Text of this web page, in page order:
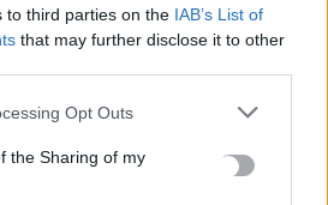
to third parties on the IAB’s List of
that may further disclose it to other
Opt Outs
the Sharing of my
ΙΔΡΩΤΑΣ #ΚΑΚΟΣΜΙΑ